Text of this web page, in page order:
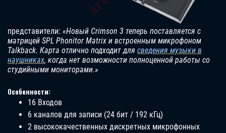
представители: «Новый Crimson 3 теперь поставляется с
матрицей SPL Phonitor Matrix и встроенным микрофоном
Talkback. Карта отлично подходит для сведения музыки в
наушниках, когда нет возможности полноценной работы со
студийными мониторами.»
Особенности:
16 Входов
6 каналов для записи (24 бит / 192 кГц)
2 высококачественных дискретных микрофонных